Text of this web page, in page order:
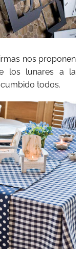
nos proponen
los lunares a la
todos.